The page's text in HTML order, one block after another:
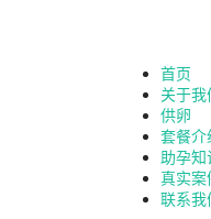
首页
关于我
供卵
套餐介
助孕知
真实案
联系我